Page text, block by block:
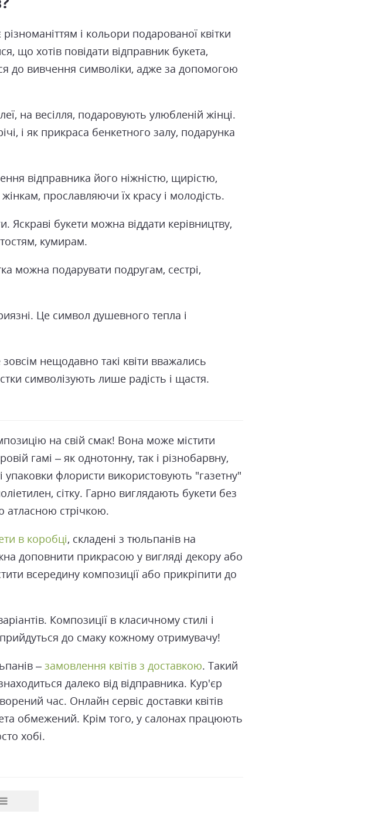
і кольори подарованої квітки
що хотів повідати відправник букета,
до вивчення символіки, адже за допомогою
на весілля, подаровують улюбленій жінці.
і як прикраса бенкетного залу, подарунка
відправника його ніжністю, щирістю,
прославляючи їх красу і молодість.
букети можна віддати керівництву,
кумирам.
можна подарувати подругам, сестрі,
Це символ душевного тепла і
нещодавно такі квіти вважались
символізують лише радість і щастя.
на свій смак! Вона може містити
гамі – як однотонну, так і різнобарвну,
упаковки флористи використовують "газетну"
сітку. Гарно виглядають букети без
атласною стрічкою.
в коробці, складені з тюльпанів на
доповнити прикрасою у вигляді декору або
всередину композиції або прикріпити до
Композиції в класичному стилі і
до смаку кожному отримувачу!
– замовлення квітів з доставкою. Такий
далеко від відправника. Кур'єр
час. Онлайн сервіс доставки квітів
обмежений. Крім того, у салонах працюють
хобі.